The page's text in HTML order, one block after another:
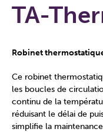
TA-
Robinet
Ce robinet
les boucles de
continu de la
réduisant le délai de
simplifie la